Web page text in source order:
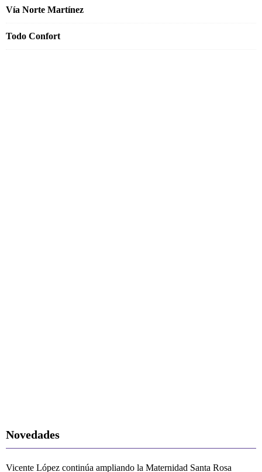
Vía Norte Martínez
Todo Confort
Novedades
Vicente López continúa ampliando la Maternidad Santa Rosa